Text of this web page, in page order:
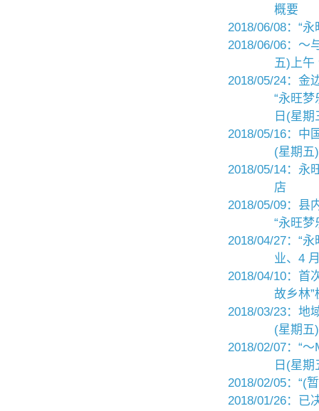
概要
2018/06/08：“
2018/06/06：〜
五)上午
2018/05/24：金
“永旺
日(星
2018/05/16：中
(星期五
2018/05/14：永
店
2018/05/09：县
“永旺
2018/04/27：“
业、4
2018/04/10：首
故乡林”
2018/03/23：地
(星期五
2018/02/07：“
日(星
2018/02/05：“(
2018/01/26：已